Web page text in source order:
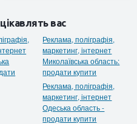
вас
Реклама, поліграфія,
маркетинг, інтернет
Миколаївська область:
продати купити
Реклама, поліграфія,
маркетинг, інтернет
Одеська область -
продати купити